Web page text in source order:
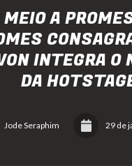
A
INTEGRA O
DA
Jode Seraphim 29 de